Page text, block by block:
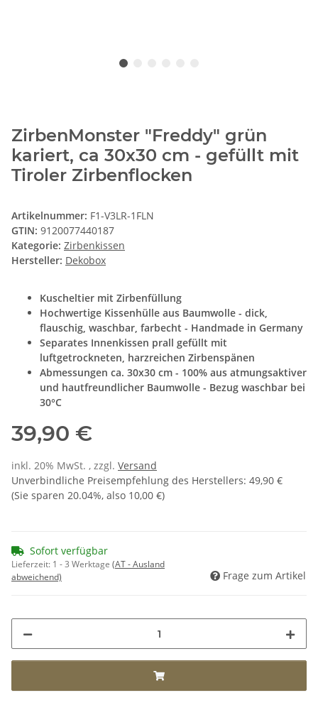
ZirbenMonster "Freddy" grün
kariert, ca 30x30 cm - gefüllt mit
Tiroler Zirbenflocken
Artikelnummer: F1-V3LR-1FLN
GTIN: 9120077440187
Kategorie: Zirbenkissen
Hersteller: Dekobox
Kuscheltier mit Zirbenfüllung
Hochwertige Kissenhülle aus Baumwolle - dick,
flauschig, waschbar, farbecht - Handmade in Germany
Separates Innenkissen prall gefüllt mit
luftgetrockneten, harzreichen Zirbenspänen
Abmessungen ca. 30x30 cm - 100% aus atmungsaktiver
und hautfreundlicher Baumwolle - Bezug waschbar bei
30°C
39,90 €
inkl. 20% MwSt. , zzgl. Versand
Unverbindliche Preisempfehlung des Herstellers: 49,90 €
(Sie sparen 20.04%, also 10,00 €)
Sofort verfügbar
Lieferzeit: 1 - 3 Werktage (AT - Ausland
abweichend)
Frage zum Artikel